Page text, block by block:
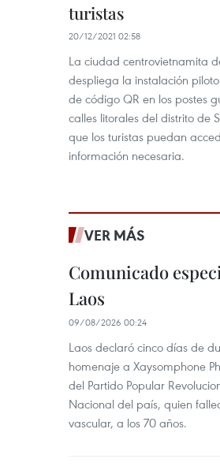
turistas
20/12/2021 02:58
La ciudad centrovietnamita
despliega la instalación
de código QR en los postes
calles litorales del distrito de
que los turistas puedan
información necesaria.
VER MÁS
Comunicado
Laos
09/08/2026 00:24
Laos declaró cinco días de
homenaje a Xaysomphone
del Partido Popular
Nacional del país, quien
vascular, a los 70 años.